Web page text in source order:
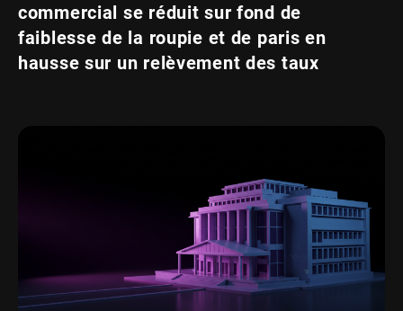
commercial se réduit sur fond de
faiblesse de la roupie et de paris en
hausse sur un relèvement des taux